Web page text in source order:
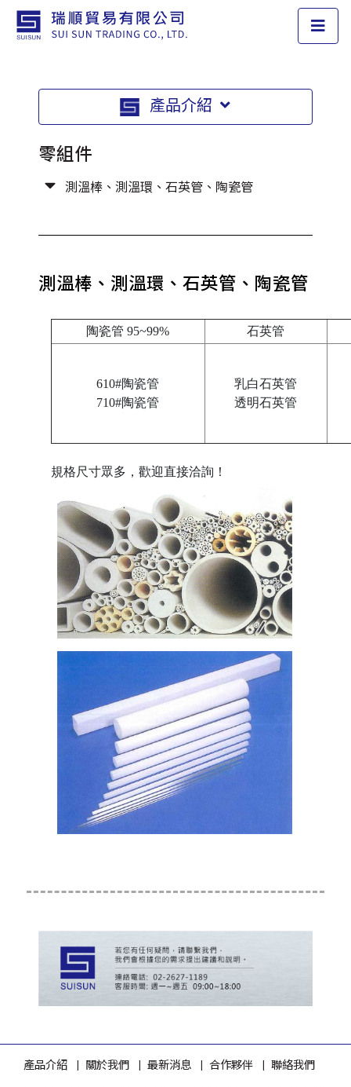
產品介紹
零組件
測溫棒、測溫環、石英管、陶瓷管
測溫棒、測溫環、石英管、陶瓷管
陶瓷管 95~99% 石英管
610#陶瓷管
710#陶瓷管
乳白石英管
透明石英管
規格尺寸眾多，歡迎直接洽詢！
產品介紹 關於我們 最新消息 合作夥伴 聯絡我們